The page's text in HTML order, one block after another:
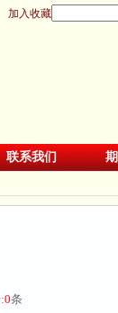
加入收藏
联系我们
0条